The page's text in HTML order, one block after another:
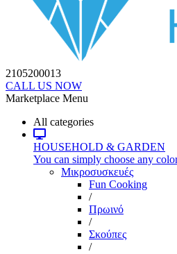
2105200013
CALL US NOW
Marketplace Menu
All categories
HOUSEHOLD & GARDEN
You can simply choose any
Μικροσυσκευές
Fun Cooking
/
Πρωινό
/
Σκούπες
/